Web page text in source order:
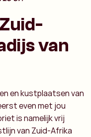
van
en kustplaatsen van
even met jou
is namelijk vrij
van Zuid-Afrika